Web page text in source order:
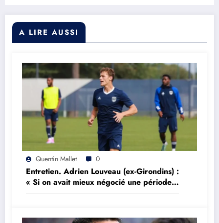
A LIRE AUSSI
Quentin Mallet 0
Entretien. Adrien Louveau (ex-Girondins) :
« Si on avait mieux négocié une période,
on aurait peut être réalisé l’impensable »